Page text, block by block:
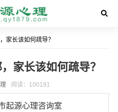
家长该如何疏导？
家长该如何疏导？
阅读：100191
起源心理咨询室